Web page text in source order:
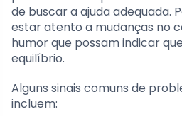
de buscar a ajuda adequada.
estar atento a mudanças no
humor que possam indicar
equilíbrio.
Alguns sinais comuns de
incluem: